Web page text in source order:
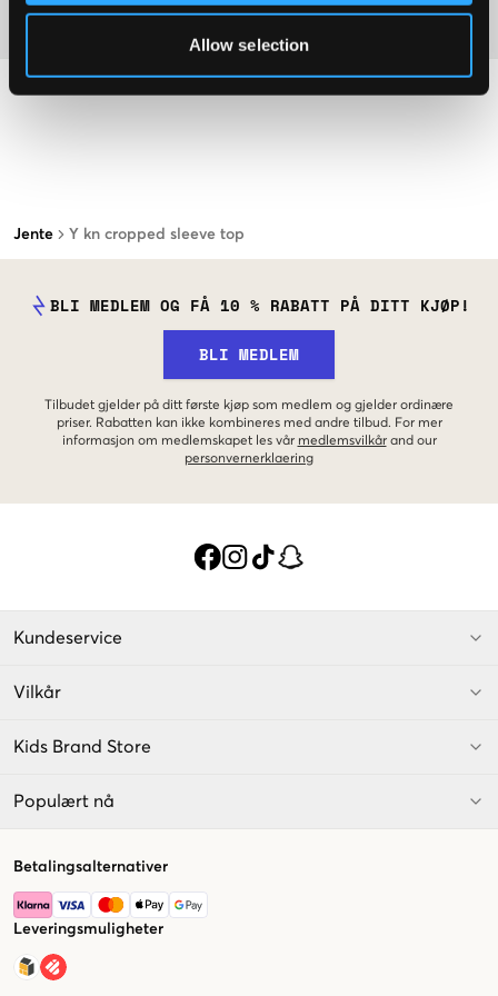
Allow selection
Jente Y kn cropped sleeve top
BLI MEDLEM OG FÅ 10 % RABATT PÅ DITT KJØP!
BLI MEDLEM
Tilbudet gjelder på ditt første kjøp som medlem og gjelder ordinære
priser. Rabatten kan ikke kombineres med andre tilbud. For mer
informasjon om medlemskapet les vår medlemsvilkår and our
personvernerklaering
Kundeservice
Vilkår
Kids Brand Store
Populært nå
Betalingsalternativer
Leveringsmuligheter